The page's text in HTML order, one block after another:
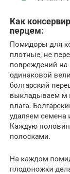
Как
перцем:
Помидоры для
плотные, не
повреждений
одинаковой
болгарский
выкладываем м
влага.
удаляем семена
Каждую
полосками.
На каждом
плодоножки